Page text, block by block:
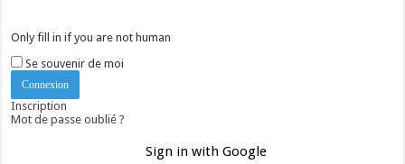
Only fill in if you are not human
Se souvenir de moi
Inscription
Mot de passe oublié ?
Sign in with Google